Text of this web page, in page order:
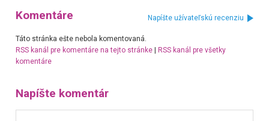
Komentáre Napíšte užívateľskú recenziu
Táto stránka ešte nebola komentovaná.
RSS kanál pre komentáre na tejto stránke| RSS kanál pre všetky
komentáre
Napíšte komentár